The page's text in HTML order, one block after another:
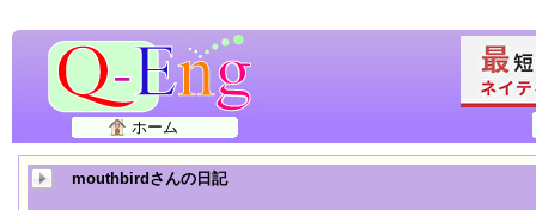
ホーム
mouthbirdさんの日記